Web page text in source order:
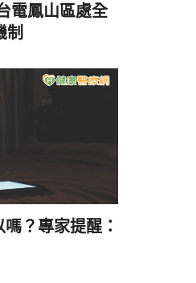
電鳳山區處全
制
？專家提醒：